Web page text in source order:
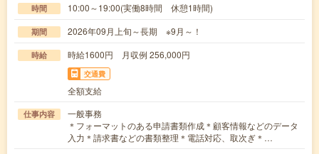
時間 10:00～19:00(実働8時間 休憩1時間)
期間 2026年09月上旬～長期 ※9月～！
時給 時給1600円 月収例 256,000円
交通費
全額支給
仕事内容
一般事務
＊フォーマットのある申請書類作成＊顧客情報などのデータ
入力＊請求書などの書類整理＊電話対応、取次ぎ＊…